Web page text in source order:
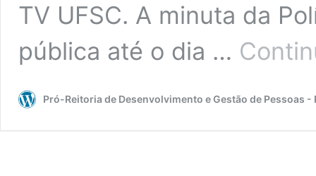
TV UFSC. A minuta da
pública até o dia …
Pró-Reitoria de Desenvolvimento e Gestão de Pessoas -